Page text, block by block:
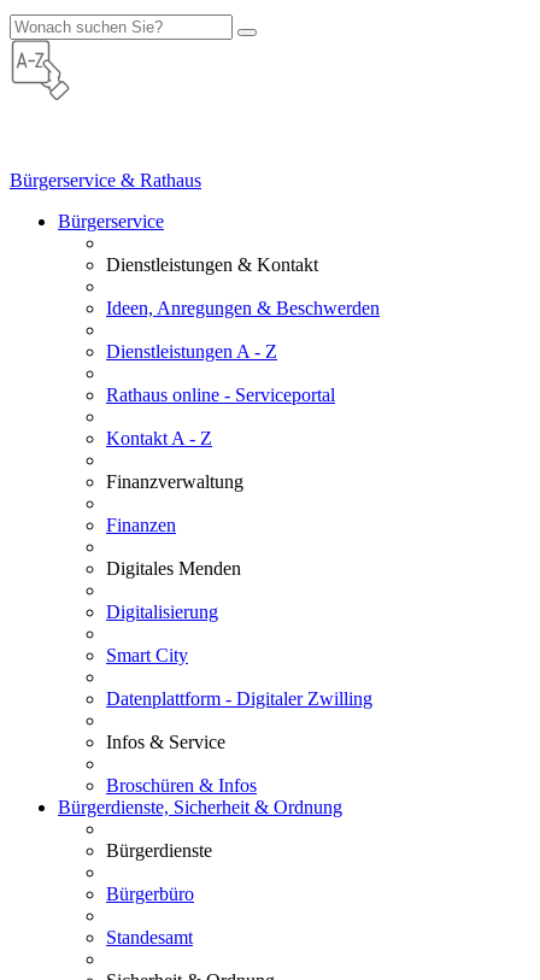
Bürgerservice & Rathaus
Bürgerservice
Dienstleistungen & Kontakt
Ideen, Anregungen & Beschwerden
Dienstleistungen A - Z
Rathaus online - Serviceportal
Kontakt A - Z
Finanzverwaltung
Finanzen
Digitales Menden
Digitalisierung
Smart City
Datenplattform - Digitaler Zwilling
Infos & Service
Broschüren & Infos
Bürgerdienste, Sicherheit & Ordnung
Bürgerdienste
Bürgerbüro
Standesamt